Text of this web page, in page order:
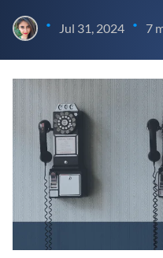
• Jul 31, 2024 • 7